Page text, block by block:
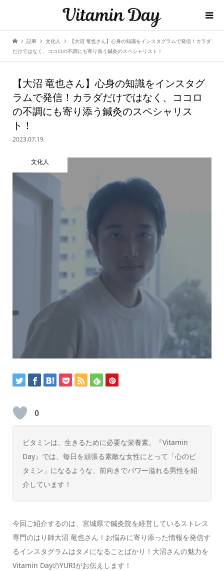
記事 文化人
【大沼 竜也さん】心身の知識をインスタグラムで発信！カラダ
だけではなく、ココロの不調にも寄り添う鍼灸のスペシャリスト！
【大沼 竜也さん】心身の知識をインスタグ
ラムで発信！カラダだけではなく、ココロ
の不調にも寄り添う鍼灸のスペシャリス
ト！
2023.07.19
文化人
0
ビタミンは、生きるために必要な栄養素。『Vitamin
Day』では、毎日を頑張る素敵な女性にとって「心のビ
タミン」になるような、前向きでパワー溢れる男性を紹
介しています！
今回ご紹介するのは、宮城県で鍼灸院を経営しているストレス
専門のはり師大沼 竜也さん！お悩みに寄り添った情報を発信す
るインスタグラムはタメになることばかり！大沼さんの魅力を
Vitamin DayのYURIがお伝えします！